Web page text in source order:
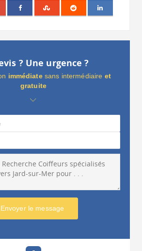
? Une urgence ?
immédiatesans intermédiaire et
gratuite
Envoyer le message